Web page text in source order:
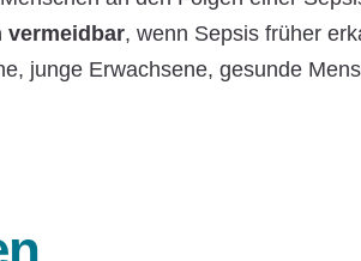
vermeidbar, wenn Sepsis früher
junge Erwachsene, gesunde